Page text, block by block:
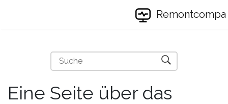
Remontcompa
Eine Seite über das